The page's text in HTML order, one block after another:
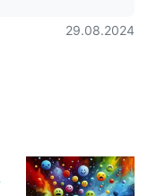
29.08.2024